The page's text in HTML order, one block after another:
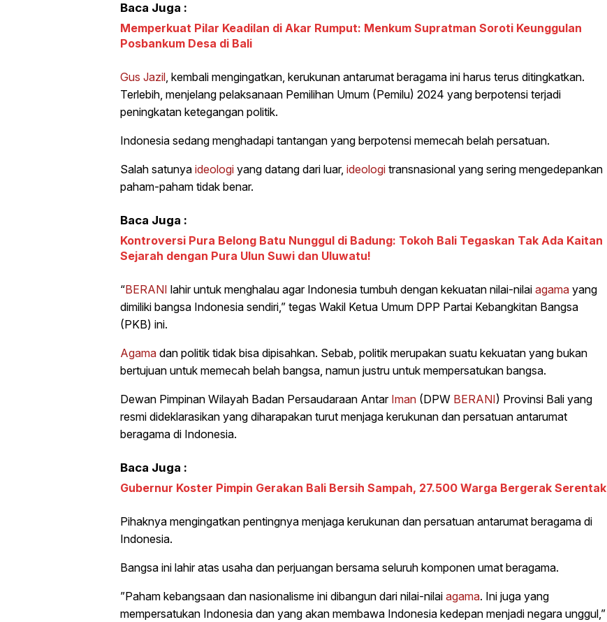
Baca Juga :
Memperkuat Pilar Keadilan di Akar Rumput: Menkum Supratman Soroti Keunggulan
Posbankum Desa di Bali
Gus Jazil, kembali mengingatkan, kerukunan antarumat beragama ini harus terus ditingkatkan.
Terlebih, menjelang pelaksanaan Pemilihan Umum (Pemilu) 2024 yang berpotensi terjadi
peningkatan ketegangan politik.
Indonesia sedang menghadapi tantangan yang berpotensi memecah belah persatuan.
Salah satunya ideologi yang datang dari luar, ideologi transnasional yang sering mengedepankan
paham-paham tidak benar.
Baca Juga :
Kontroversi Pura Belong Batu Nunggul di Badung: Tokoh Bali Tegaskan Tak Ada Kaitan
Sejarah dengan Pura Ulun Suwi dan Uluwatu!
“BERANI lahir untuk menghalau agar Indonesia tumbuh dengan kekuatan nilai-nilai agama yang
dimiliki bangsa Indonesia sendiri,” tegas Wakil Ketua Umum DPP Partai Kebangkitan Bangsa
(PKB) ini.
Agama dan politik tidak bisa dipisahkan. Sebab, politik merupakan suatu kekuatan yang bukan
bertujuan untuk memecah belah bangsa, namun justru untuk mempersatukan bangsa.
Dewan Pimpinan Wilayah Badan Persaudaraan Antar Iman (DPW BERANI) Provinsi Bali yang
resmi dideklarasikan yang diharapakan turut menjaga kerukunan dan persatuan antarumat
beragama di Indonesia.
Baca Juga :
Gubernur Koster Pimpin Gerakan Bali Bersih Sampah, 27.500 Warga Bergerak Serentak
Pihaknya mengingatkan pentingnya menjaga kerukunan dan persatuan antarumat beragama di
Indonesia.
Bangsa ini lahir atas usaha dan perjuangan bersama seluruh komponen umat beragama.
”Paham kebangsaan dan nasionalisme ini dibangun dari nilai-nilai agama. Ini juga yang
mempersatukan Indonesia dan yang akan membawa Indonesia kedepan menjadi negara unggul,”